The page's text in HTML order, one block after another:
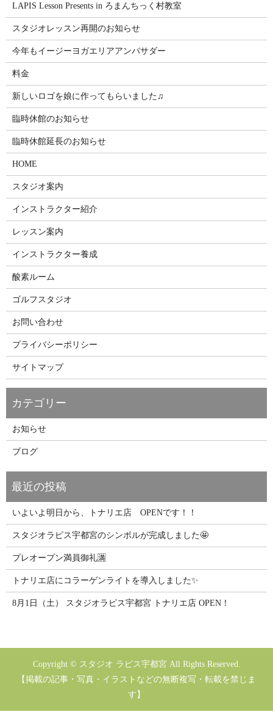
LAPIS Lesson Presents in ろまんちっく村教室
スタジオレッスン再開のお知らせ
今年もイージーヨガエリアアンバサダー
料金
新しいロゴを娘に作ってもらいました♫
臨時休館のお知らせ
臨時休館延長のお知らせ
HOME
スタジオ案内
インストラクター紹介
レッスン案内
インストラクター養成
酸素ルーム
ゴルフスタジオ
お問い合わせ
プライバシーポリシー
サイトマップ
お知らせ
ブログ
いよいよ明日から、トナリエ店 OPENです！！
スタジオラピス宇都宮のシンボルが完成しました🤩
プレオープン満員御礼🈵
トナリエ店にコラーゲンライトを導入しました✨
8月1日（土） スタジオラピス宇都宮 トナリエ店 OPEN！
Copyright © スタジオ ラピス宇都宮 All Rights Reserved.
【掲載の記事・写真・イラストなどの無断複写・転載を禁じま
す】